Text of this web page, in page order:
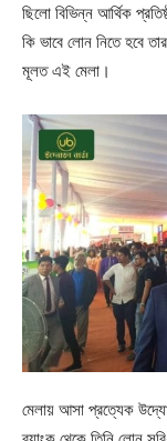
ছিলো বিভিন্ন আর্থিক
কি ভাবে লোন নিতে হবে
মূলত এই মেলা।
মেলায় আসা প্রত্যেক